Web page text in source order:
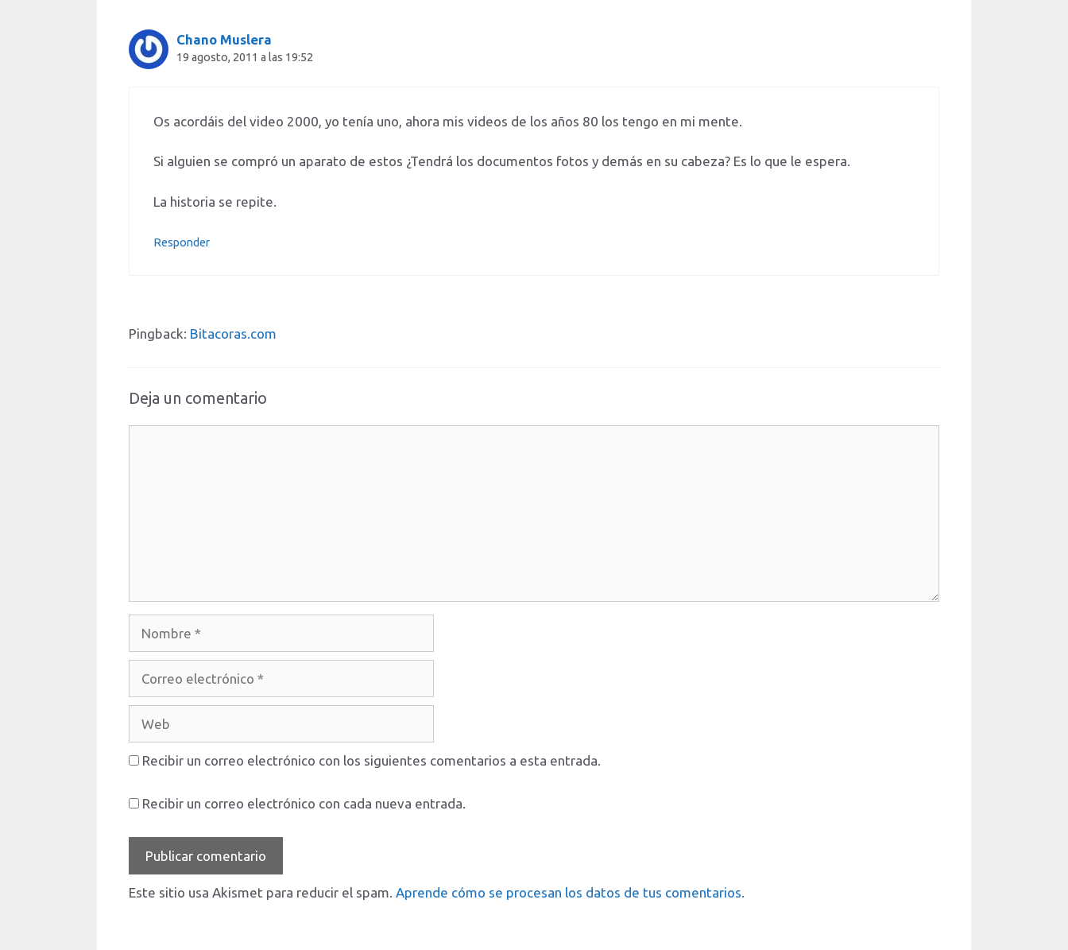
Chano Muslera
19 agosto, 2011 a las 19:52
Os acordáis del video 2000, yo tenía uno, ahora mis videos de los años 80 los tengo en mi mente.
Si alguien se compró un aparato de estos ¿Tendrá los documentos fotos y demás en su cabeza? Es lo que le espera.
La historia se repite.
Responder
Pingback: Bitacoras.com
Deja un comentario
electrónico
Recibir un correo electrónico con los siguientes comentarios a esta entrada.
Recibir un correo electrónico con cada nueva entrada.
Este sitio usa Akismet para reducir el spam. Aprende cómo se procesan los datos de tus comentarios.